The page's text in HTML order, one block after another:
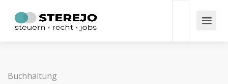
Buchhaltung